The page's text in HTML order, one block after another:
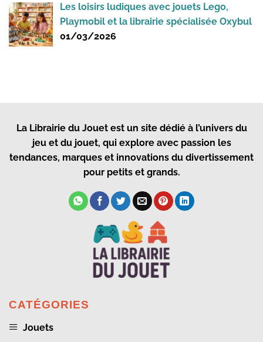
Les loisirs ludiques avec jouets Lego,
Playmobil et la librairie spécialisée Oxybul
01/03/2026
La Librairie du Jouetest un site dédié à l’univers du
jeu et du jouet, qui explore avec passion les
tendances, marques et innovations du divertissement
pour petits et grands.
CATÉGORIES
Jouets